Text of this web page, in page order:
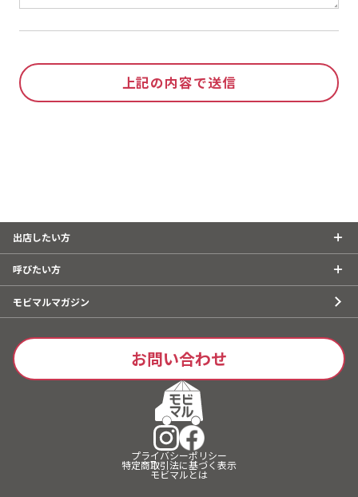
上記の内容で送信
出店したい方
呼びたい方
モビマルマガジン
お問い合わせ
プライバシーポリシー
特定商取引法に基づく表示
モビマルとは